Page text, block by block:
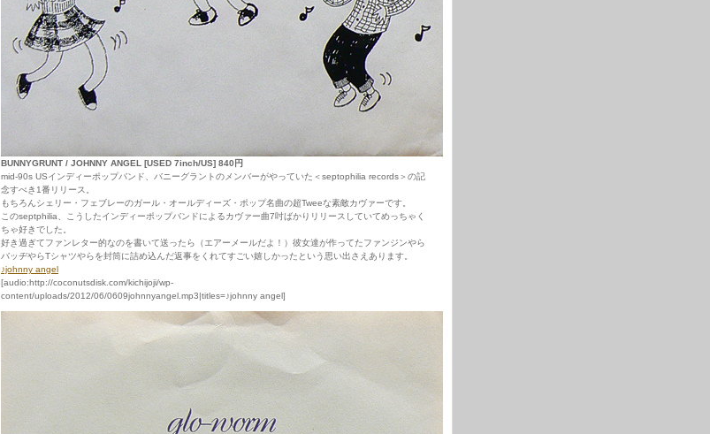
BUNNYGRUNT / JOHNNY ANGEL [USED 7inch/US] 840円
mid-90s USインディーポップバンド、バニーグラントのメンバーがやっていた＜septophilia records＞の記
念すべき1番リリース。
もちろんシェリー・フェブレーのガール・オールディーズ・ポップ名曲の超Tweeな素敵カヴァーです。
このseptphilia、こうしたインディーポップバンドによるカヴァー曲7吋ばかりリリースしていてめっちゃく
ちゃ好きでした。
好き過ぎてファンレター的なのを書いて送ったら（エアーメールだよ！）彼女達が作ってたファンジンやら
バッヂやらTシャツやらを封筒に詰め込んだ返事をくれてすごい嬉しかったという思い出さえあります。
♪johnny angel
[audio:http://coconutsdisk.com/kichijoji/wp-
content/uploads/2012/06/0609johnnyangel.mp3|titles=♪johnny angel]